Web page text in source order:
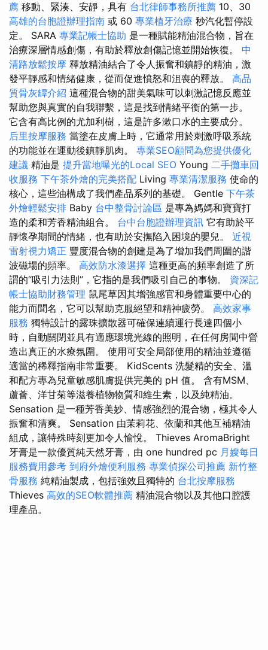
薦 移動、緊湊、安靜，具有 台北律師事務所推薦 10、30
高雄的台胞證辦理指南 或 60 專業植牙治療 秒汽化暫停設
定。 SARA 專業記帳士協助 是一種賦能精油混合物，旨在
治療深層情感創傷，有助於釋放創傷記憶並開始恢復。 中
清路放鬆按摩 釋放精油結合了令人振奮和鎮靜的精油，激
發平靜感和情緒健康，從而促進憤怒和沮喪的釋放。 高品
質骨灰罈介紹 這種混合物的甜美氣味可以刺激記憶反應並
幫助您與真實的自我聯繫，這是找到情緒平衡的第一步。
它含有高比例的尤加利樹，這是許多漱口水的主要成分。
后里按摩服務 當塗在皮膚上時，它通常用於刺激呼吸系統
的功能並在運動後鎮靜肌肉。 專業SEO顧問為您提供優化
建議 精油是 提升當地曝光的Local SEO Young 二手攤車回
收服務 下午茶外燴的完美搭配 Living 專業清潔服務 使命的
核心，這些油構成了我們產品系列的基礎。 Gentle 下午茶
外燴輕鬆安排 Baby 台中整骨討論區 是專為媽媽和寶寶打
造的柔和芳香精油組合。 台中台胞證辦理資訊 它有助於平
靜懷孕期間的情緒，也有助於安撫陷入困境的嬰兒。 近視
雷射視力矯正 豐度混合物的創建是為了增加我們周圍的諧
波磁場的頻率。 高效防水漆選擇 這種更高的頻率創造了所
謂的“吸引力法則”，它指的是我們吸引自己的事物。 資深記
帳士協助財務管理 鼠尾草因其增強感官和身體重要中心的
能力而聞名，它可以幫助克服絕望和精神疲勞。 高效家事
服務 獨特設計的露珠擴散器可確保連續運行長達四個小
時，自動關閉並具有適應環境光線的照明，在任何房間中營
造出真正的水療氛圍。 使用可安全局部使用的精油並遵循
適當的稀釋指南非常重要。 KidScents 洗髮精的安全、溫
和配方專為兒童敏感肌膚提供完美的 pH 值。 含有MSM、
蘆薈、洋甘菊等滋養植物物質和維生素，以及純精油。
Sensation 是一種芳香美妙、情感強烈的混合物，極其令人
振奮和清爽。 Sensation 由茉莉花、依蘭和其他互補精油
組成，讓特殊時刻更加令人愉悅。 Thieves AromaBright
牙膏是一款優質純天然牙膏，由 one hundred pc 月嫂每日
服務費用參考 到府外燴便利服務 專業偵探公司推薦 新竹整
骨服務 純精油製成，包括強效且獨特的 台北按摩服務
Thieves 高效的SEO軟體推薦 精油混合物以及其他口腔護
理產品。